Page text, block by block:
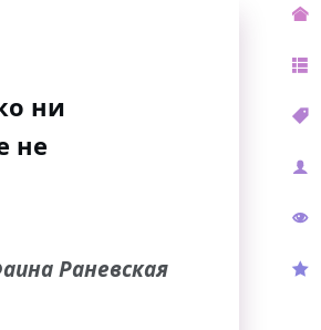
ни
не
Раневская